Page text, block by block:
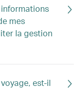
informations
mes
la gestion
est-il